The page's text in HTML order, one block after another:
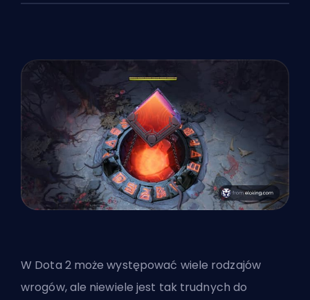
W Dota 2 może występować wiele rodzajów
wrogów, ale niewiele jest tak trudnych do